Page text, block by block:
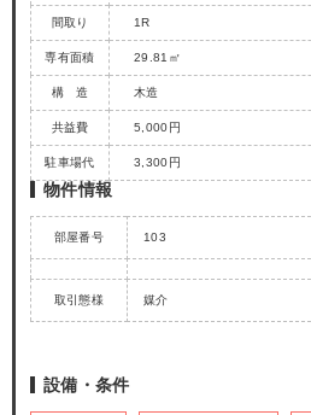
間取り 1R
専有面積 29.81㎡
構 造 木造
共益費 5,000円
駐車場代 3,300円
物件情報
部屋番号 103
取引態様 媒介
設備・条件